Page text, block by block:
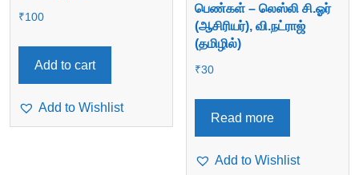
₹100
Add to cart
Add to Wishlist
பெண்கள் – லெஸ்லி சி.ஓர்
(ஆசிரியர்), வி.நட்ராஜ்
(தமிழில்)
₹30
Read more
Add to Wishlist